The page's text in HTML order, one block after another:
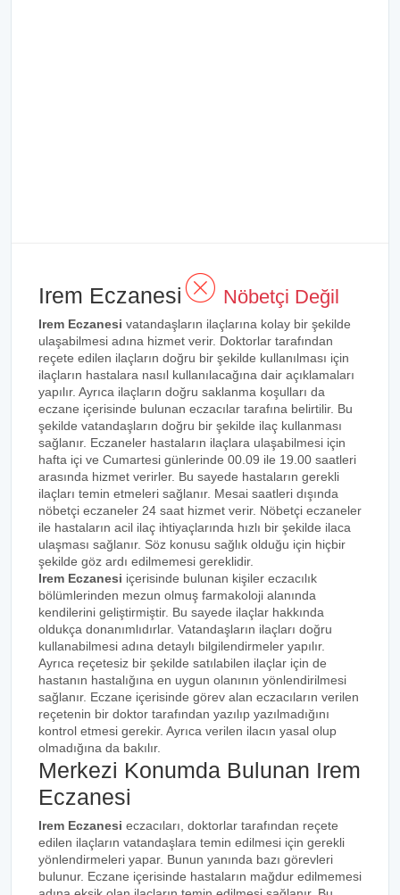
Irem Eczanesi Nöbetçi Değil
Irem Eczanesi vatandaşların ilaçlarına kolay bir şekilde
ulaşabilmesi adına hizmet verir. Doktorlar tarafından
reçete edilen ilaçların doğru bir şekilde kullanılması için
ilaçların hastalara nasıl kullanılacağına dair açıklamaları
yapılır. Ayrıca ilaçların doğru saklanma koşulları da
eczane içerisinde bulunan eczacılar tarafına belirtilir. Bu
şekilde vatandaşların doğru bir şekilde ilaç kullanması
sağlanır. Eczaneler hastaların ilaçlara ulaşabilmesi için
hafta içi ve Cumartesi günlerinde 00.09 ile 19.00 saatleri
arasında hizmet verirler. Bu sayede hastaların gerekli
ilaçları temin etmeleri sağlanır. Mesai saatleri dışında
nöbetçi eczaneler 24 saat hizmet verir. Nöbetçi eczaneler
ile hastaların acil ilaç ihtiyaçlarında hızlı bir şekilde ilaca
ulaşması sağlanır. Söz konusu sağlık olduğu için hiçbir
şekilde göz ardı edilmemesi gereklidir.
Irem Eczanesi içerisinde bulunan kişiler eczacılık
bölümlerinden mezun olmuş farmakoloji alanında
kendilerini geliştirmiştir. Bu sayede ilaçlar hakkında
oldukça donanımlıdırlar. Vatandaşların ilaçları doğru
kullanabilmesi adına detaylı bilgilendirmeler yapılır.
Ayrıca reçetesiz bir şekilde satılabilen ilaçlar için de
hastanın hastalığına en uygun olanının yönlendirilmesi
sağlanır. Eczane içerisinde görev alan eczacıların verilen
reçetenin bir doktor tarafından yazılıp yazılmadığını
kontrol etmesi gerekir. Ayrıca verilen ilacın yasal olup
olmadığına da bakılır.
Merkezi Konumda Bulunan Irem
Eczanesi
Irem Eczanesi eczacıları, doktorlar tarafından reçete
edilen ilaçların vatandaşlara temin edilmesi için gerekli
yönlendirmeleri yapar. Bunun yanında bazı görevleri
bulunur. Eczane içerisinde hastaların mağdur edilmemesi